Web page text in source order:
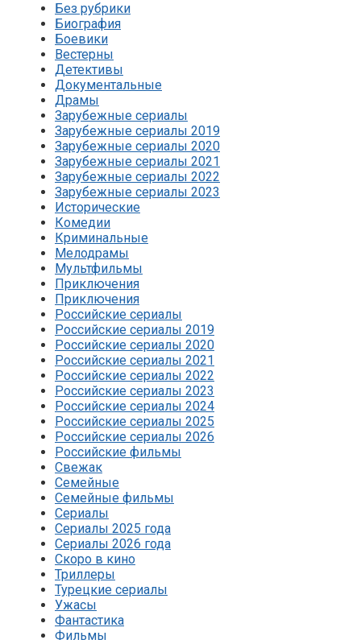
Без рубрики
Биография
Боевики
Вестерны
Детективы
Документальные
Драмы
Зарубежные сериалы
Зарубежные сериалы 2019
Зарубежные сериалы 2020
Зарубежные сериалы 2021
Зарубежные сериалы 2022
Зарубежные сериалы 2023
Исторические
Комедии
Криминальные
Мелодрамы
Мультфильмы
Приключения
Приключения
Российские сериалы
Российские сериалы 2019
Российские сериалы 2020
Российские сериалы 2021
Российские сериалы 2022
Российские сериалы 2023
Российские сериалы 2024
Российские сериалы 2025
Российские сериалы 2026
Российские фильмы
Свежак
Семейные
Семейные фильмы
Сериалы
Сериалы 2025 года
Сериалы 2026 года
Скоро в кино
Триллеры
Турецкие сериалы
Ужасы
Фантастика
Фильмы